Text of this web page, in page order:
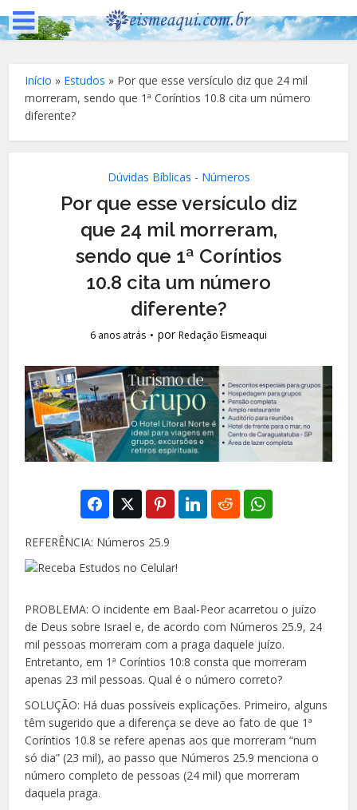
Início » Estudos » Por que esse versículo diz que 24 mil
morreram, sendo que 1ª Coríntios 10.8 cita um número
diferente?
Dúvidas Bíblicas - Números
Por que esse versículo diz
que 24 mil morreram,
sendo que 1ª Coríntios
10.8 cita um número
diferente?
6 anos atrás porRedação Eismeaqui
REFERÊNCIA: Números 25.9
PROBLEMA: O incidente em Baal-Peor acarretou o juízo
de Deus sobre Israel e, de acordo com Números 25.9, 24
mil pessoas morreram com apraga daquele juízo.
Entretanto, em 1ª Coríntios 10:8 consta que morreram
apenas 23 mil pessoas. Qual é o número correto?
SOLUÇÃO: Há duas possíveis explicações. Primeiro, alguns
têm sugerido que a diferença se deve ao fato de que 1ª
Coríntios 10.8 se refere apenas aos que morreram “num
só dia” (23 mil), ao passo que Números 25.9 menciona o
número completo de pessoas (24 mil) que morreram
daquela praga.